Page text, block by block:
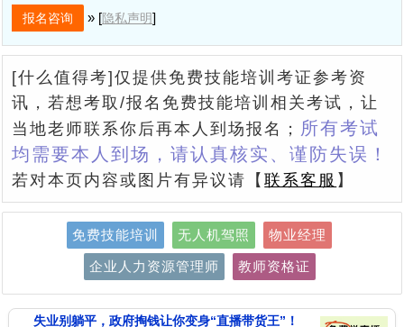
» [隐私声明]
[什么值得考]仅提供免费技能培训考证参考资
讯，若想考取/报名免费技能培训相关考试，让
当地老师联系你后再本人到场报名； 所有考试
均需要本人到场，请认真核实、谨防失误！
若对本页内容或图片有异议请【联系客服 】
免费技能培训 无人机驾照 物业经理
企业人力资源管理师 教师资格证
失业别躺平，政府掏钱让你变身“直播带货王”！